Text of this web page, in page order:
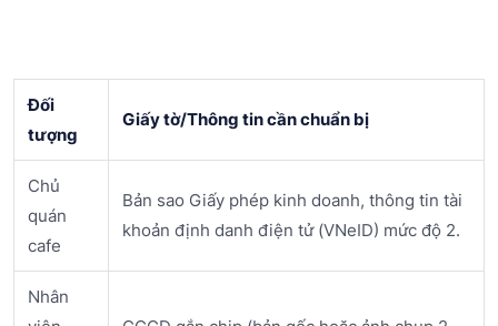
Đối
tượng
Giấy tờ/Thông tin cần chuẩn bị
Chủ
quán
cafe
Bản sao Giấy phép kinh doanh, thông tin tài
khoản định danh điện tử (VNeID) mức độ 2.
Nhân